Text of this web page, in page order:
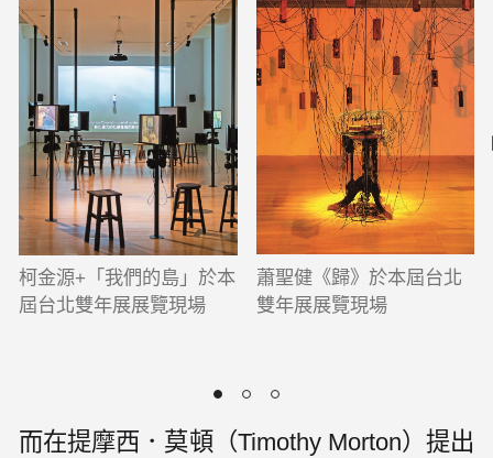
柯金源+「我們的島」於本
屆台北雙年展展覽現場
蕭聖健《歸》於本屆台北
雙年展展覽現場
而在提摩西．莫頓（Timothy Morton）提出